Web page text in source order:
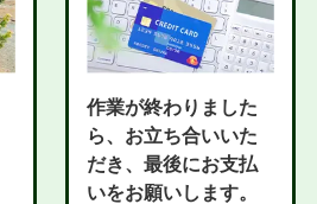
作業が終わりました
ら、お立ち合いいた
だき、最後にお支払
いをお願いします。